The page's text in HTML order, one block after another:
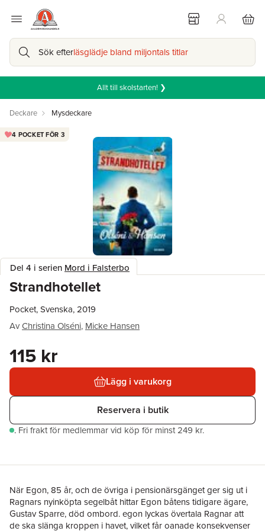
Sök efterläsglädje bland miljontals titlar
Allt till skolstarten! ❯
Deckare Mysdeckare
Del 4 i serien Mord i Falsterbo
Strandhotellet
4 POCKET FÖR 3
Pocket, Svenska, 2019
AvChristina Olséni, Micke Hansen
115 kr
Lägg i varukorg
Reservera i butik
. Fri frakt för medlemmar vid köp för minst 249 kr.
När Egon, 85 år, och de övriga i pensionärsgänget ger sig ut i
Ragnars nyinköpta segelbåt hittar Egon båtens tidigare ägare,
Gustav Sparre, död ombord. egon lyckas övertala Ragnar att
de ska slänga kroppen i havet, vilket får oanade konsekvenser